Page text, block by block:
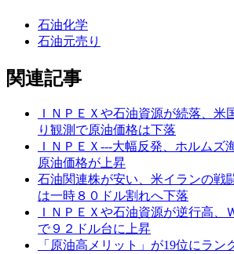
石油化学
石油元売り
関連記事
ＩＮＰＥＸや石油資源が続落、米
り観測で原油価格は下落
ＩＮＰＥＸ---大幅反発、ホルムズ
原油価格が上昇
石油関連株が安い、米イランの戦
は一時８０ドル割れへ下落
ＩＮＰＥＸや石油資源が逆行高、
で９２ドル台に上昇
「原油高メリット」が19位にラン